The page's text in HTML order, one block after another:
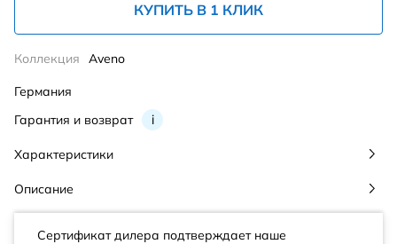
КУПИТЬ В 1 КЛИК
Гарантия и возврат i
Коллекция Aveno
Германия
Характеристики
Описание
Сертификат дилера подтверждает наше